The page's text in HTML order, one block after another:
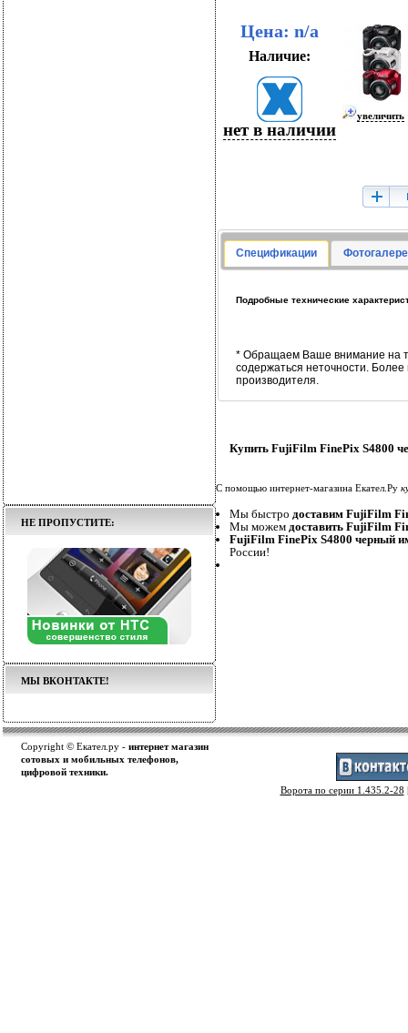
НЕ ПРОПУСТИТЕ:
МЫ ВКОНТАКТЕ!
Цена: n/a
Наличие:
нет в наличии
увеличить
Спецификации
Подробные технические
* Обращаем Ваше внимание на
содержаться неточности.
производителя.
Купить FujiFilm FinePix S4800
С помощью интернет-магазина Екател.Ру
Мы быстро доставим FujiFilm
Мы можем доставить FujiFilm
FujiFilm FinePix S4800 черный
России!
Copyright © Екател.ру - интернет магазин
сотовых и мобильных телефонов,
цифровой техники.
Ворота по серии 1.435.2-28